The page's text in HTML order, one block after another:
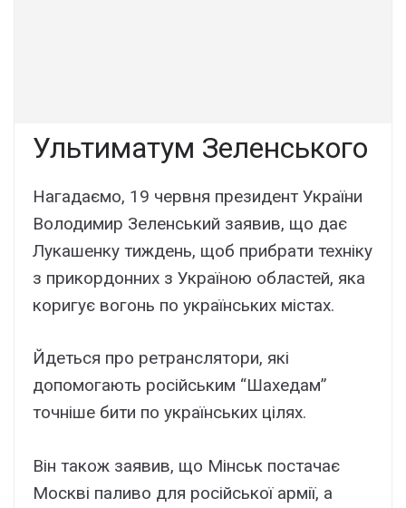
Ультиматум Зеленського
Нагадаємо, 19 червня президент України
Володимир Зеленський заявив, що дає
Лукашенку тиждень, щоб прибрати техніку
з прикордонних з Україною областей, яка
коригує вогонь по українських містах.
Йдеться про ретранслятори, які
допомогають російським “Шахедам”
точніше бити по українських цілях.
Він також заявив, що Мінськ постачає
Москві паливо для російської армії, а